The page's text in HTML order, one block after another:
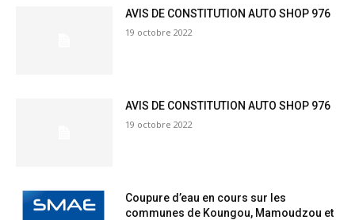
AVIS DE CONSTITUTION AUTO SHOP 976
19 octobre 2022
AVIS DE CONSTITUTION AUTO SHOP 976
19 octobre 2022
Coupure d’eau en cours sur les
communes de Koungou, Mamoudzou et